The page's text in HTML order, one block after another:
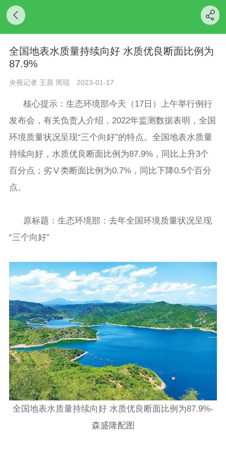
全国地表水质量持续向好 水质优良断面比例为
87.9%
央视记者 王晨 周琨 2023-01-17
核心提示：生态环境部今天（17日）上午举行例行
发布会，有关负责人介绍，2022年监测数据表明，全国
环境质量状况呈现“三个向好”的特点。全国地表水质量
持续向好， 水质优良断面比例为87.9%，同比上升3个
百分点；劣Ⅴ类断面比例为0.7%，同比下降0.5个百分
点。
原标题：生态环境部：去年全国环境质量状况呈现
“三个向好”
全国地表水质量持续向好 水质优良断面比例为87.9%-
森盛隆配图